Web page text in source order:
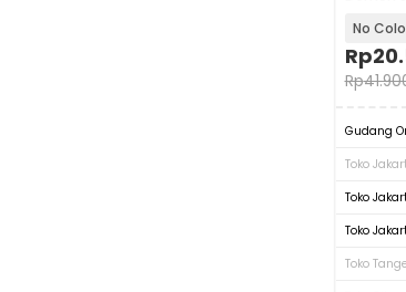
No
Rp
Rp
Gudang
Toko
Toko
Toko
Toko